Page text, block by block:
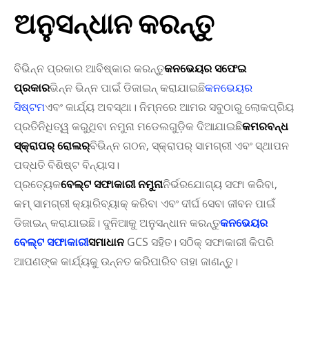
ଅନୁସନ୍ଧାନ କରନ୍ତୁ
ବିଭିନ୍ନ ପ୍ରକାର ଆବିଷ୍କାର କରନ୍ତୁକନଭେୟର ସଫେଇ
ପ୍ରକାରଭିନ୍ନ ଭିନ୍ନ ପାଇଁ ଡିଜାଇନ୍ କରାଯାଇଛିକନଭେୟର
ସିଷ୍ଟମଏବଂ କାର୍ଯ୍ୟ ଅବସ୍ଥା। ନିମ୍ନରେ ଆମର ସବୁଠାରୁ ଲୋକପ୍ରିୟ
ପ୍ରତିନିଧିତ୍ୱ କରୁଥିବା ନମୁନା ମଡେଲଗୁଡ଼ିକ ଦିଆଯାଇଛିକମରବନ୍ଧ
ସ୍କ୍ରାପର୍ ରୋଲର୍ବିଭିନ୍ନ ଗଠନ, ସ୍କ୍ରାପର୍ ସାମଗ୍ରୀ ଏବଂ ସ୍ଥାପନ
ପଦ୍ଧତି ବିଶିଷ୍ଟ ବିନ୍ୟାସ।
ପ୍ରତ୍ୟେକବେଲ୍ଟ ସଫାକାରୀ ନମୁନାନିର୍ଭରଯୋଗ୍ୟ ସଫା କରିବା,
କମ୍ ସାମଗ୍ରୀ କ୍ୟାରିବ୍ୟାକ୍ କରିବା ଏବଂ ଦୀର୍ଘ ସେବା ଜୀବନ ପାଇଁ
ଡିଜାଇନ୍ କରାଯାଇଛି। ଦୁନିଆକୁ ଅନୁସନ୍ଧାନ କରନ୍ତୁକନଭେୟର
ବେଲ୍ଟ ସଫାକାରୀସମାଧାନ GCS ସହିତ। ସଠିକ୍ ସଫାକାରୀ କିପରି
ଆପଣଙ୍କ କାର୍ଯ୍ୟକୁ ଉନ୍ନତ କରିପାରିବ ତାହା ଜାଣନ୍ତୁ।